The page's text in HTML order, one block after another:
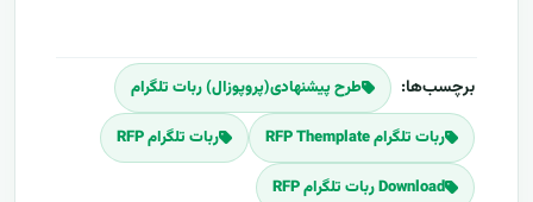
برچسب‌ها: طرح پیشنهادی(پروپوزال) ربات تلگرام
ربات تلگرام RFP Themplate ربات تلگرام RFP
Download ربات تلگرام RFP